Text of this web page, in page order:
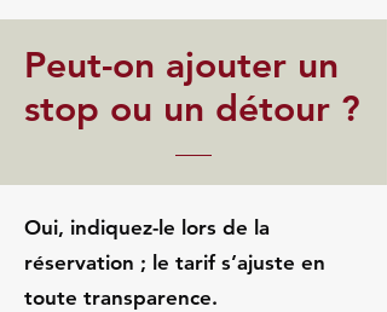
Peut-on ajouter un
stop ou un détour ?
Oui, indiquez-le lors de la
réservation ; le tarif s’ajuste en
toute transparence.